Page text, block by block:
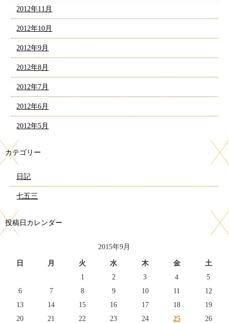
2012年11月
2012年10月
2012年9月
2012年8月
2012年7月
2012年6月
2012年5月
カテゴリー
日記
七五三
投稿日カレンダー
2015年9月
日 月 火 水 木 金
土
1
2 3 4
5
6
7 8 9 10 11
12
13
14 15 16 17 18
19
20
21 22 23 24 25 26